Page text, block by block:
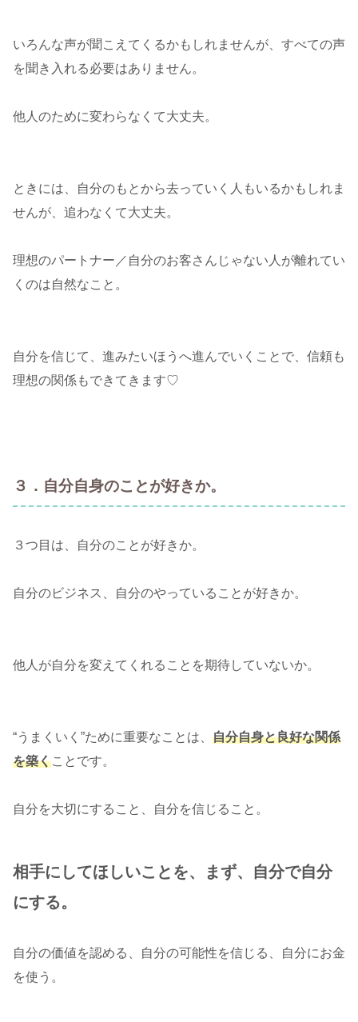
いろんな声が聞こえてくるかもしれませんが、すべての声
を聞き入れる必要はありません。
他人のために変わらなくて大丈夫。
ときには、自分のもとから去っていく人もいるかもしれま
せんが、追わなくて大丈夫。
理想のパートナー／自分のお客さんじゃない人が離れてい
くのは自然なこと。
自分を信じて、進みたいほうへ進んでいくことで、信頼も
理想の関係もできてきます♡
３．自分自身のことが好きか。
３つ目は、自分のことが好きか。
自分のビジネス、自分のやっていることが好きか。
他人が自分を変えてくれることを期待していないか。
“うまくいく”ために重要なことは、 自分自身と良好な関係
を築くことです。
自分を大切にすること、自分を信じること。
相手にしてほしいことを、まず、自分で自分
にする。
自分の価値を認める、自分の可能性を信じる、自分にお金
を使う。